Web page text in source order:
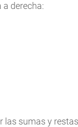
a derecha:
las sumas y